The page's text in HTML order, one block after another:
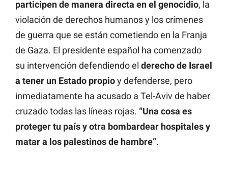
participen de manera directa en el genocidio, la
violación de derechos humanos y los crímenes
de guerra que se están cometiendo en la Franja
de Gaza. El presidente español ha comenzado
su intervención defendiendo el derecho de Israel
a tener un Estado propioy defenderse, pero
inmediatamente ha acusado a Tel-Aviv de haber
cruzado todas las líneas rojas. “Una cosa es
proteger tu país y otra bombardear hospitales y
matar a los palestinos de hambre”.